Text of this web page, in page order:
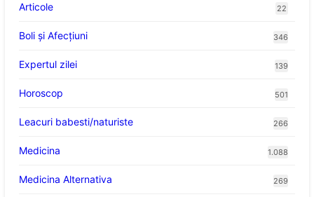
Articole 22
Boli și Afecțiuni 346
Expertul zilei 139
Horoscop 501
Leacuri babesti/naturiste 266
Medicina 1.088
Medicina Alternativa 269